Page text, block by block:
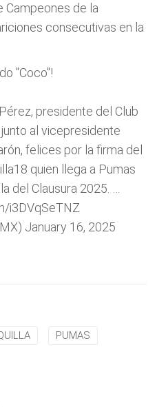
Campeones de la
consecutivas en la
"Coco"!
presidente del Club
al vicepresidente
felices por la firma del
quien llega a Pumas
del Clausura 2025. …
i3DVqSeTNZ
January 16, 2025
PUMAS